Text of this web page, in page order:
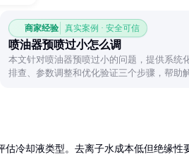
商家经验 真实案例 · 安全可信
喷油器预喷过小怎么调
本文针对喷油器预喷过小的问题，提供系统
排查、参数调整和优化验证三个步骤，帮助
估冷却液类型。去离子水成本低但绝缘